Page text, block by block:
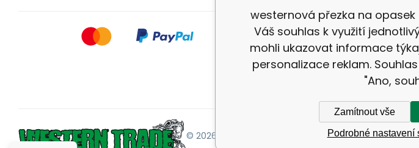
© 2026 |
westernová přezka na
Váš souhlas k využití
mohli ukazovat informace
personalizace reklam.
"Ano,
Zamítnout vše
Podrobné nastavení